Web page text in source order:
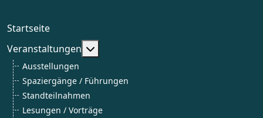
Startseite
Veranstaltungen
Weitere Informationen:
Ausstellungen
Spaziergänge / Führungen
Standteilnahmen
Lesungen / Vorträge